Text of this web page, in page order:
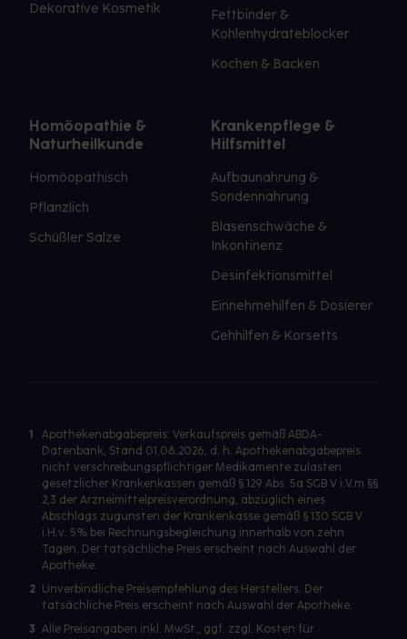
Dekorative Kosmetik
Fettbinder &
Kohlenhydrateblocker
Kochen & Backen
Homöopathie &
Naturheilkunde
Homöopathisch
Pflanzlich
Schüßler Salze
Krankenpflege &
Hilfsmittel
Aufbaunahrung &
Sondennahrung
Blasenschwäche &
Inkontinenz
Desinfektionsmittel
Einnehmehilfen & Dosierer
Gehhilfen & Korsetts
1
Apothekenabgabepreis: Verkaufspreis gemäß ABDA-
Datenbank, Stand 01.08.2026, d. h. Apothekenabgabepreis
nicht verschreibungspflichtiger Medikamente zulasten
gesetzlicher Krankenkassen gemäß § 129 Abs. 5a SGB V i.V.m §§
2,3 der Arzneimittelpreisverordnung, abzüglich eines
Abschlags zugunsten der Krankenkasse gemäß § 130 SGB V
i.H.v. 5% bei Rechnungsbegleichung innerhalb von zehn
Tagen. Der tatsächliche Preis erscheint nach Auswahl der
Apotheke.
2 Unverbindliche Preisempfehlung des Herstellers. Der
tatsächliche Preis erscheint nach Auswahl der Apotheke.
3 Alle Preisangaben inkl. MwSt., ggf. zzgl. Kosten für